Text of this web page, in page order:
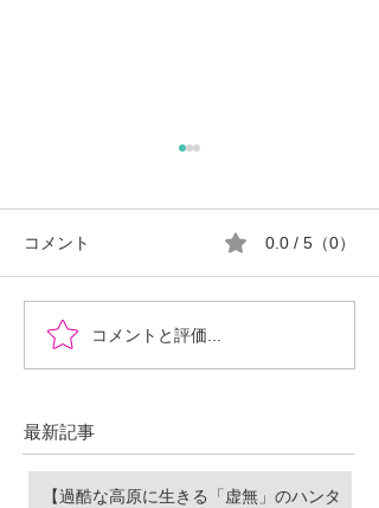
『時を超えた、ふたりの
物語』あなたの心に小さ
に。Time began to flow again
コメント 0.0 / 5（0）
コメントと評価...
最新記事
【過酷な高原に生きる「虚無」のハンタ